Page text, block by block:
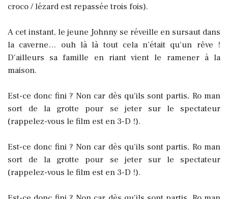
croco / lézard est repassée trois fois).
A cet instant, le jeune Johnny se réveille en sursaut dans
la caverne… ouh là là tout cela n’était qu’un rêve !
D’ailleurs sa famille en riant vient le ramener à la
maison.
Est-ce donc fini ? Non car dès qu’ils sont partis, Ro man
sort de la grotte pour se jeter sur le spectateur
(rappelez-vous le film est en 3-D !).
Est-ce donc fini ? Non car dès qu’ils sont partis, Ro man
sort de la grotte pour se jeter sur le spectateur
(rappelez-vous le film est en 3-D !).